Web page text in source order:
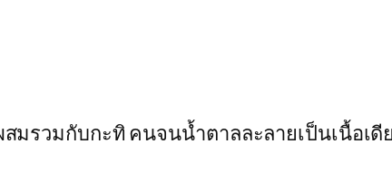
รวมกับกะทิ คนจนน้ำตาลละลายเป็นเนื้อเดี